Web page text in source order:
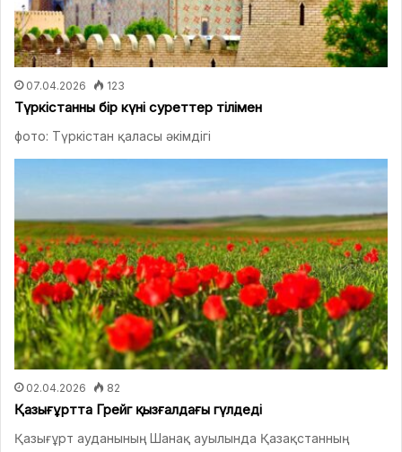
07.04.2026 123
Түркістанның бір күні суреттер тілімен
фото: Түркістан қаласы әкімдігі
02.04.2026 82
Қазығұртта Грейг қызғалдағы гүлдеді
Қазығұрт ауданының Шанақ ауылында Қазақстанның